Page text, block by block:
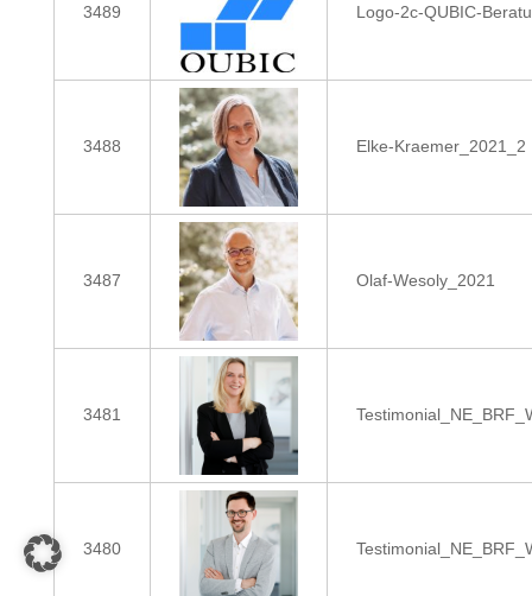
3489 Logo-2c-QUBIC-
3488 Elke-Kraemer_2021_2
3487 Olaf-Wesoly_2021
3481
3480